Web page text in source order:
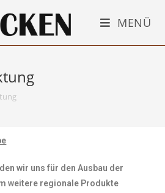
MENÜ
wir uns für den Ausbau der
weitere regionale Produkte